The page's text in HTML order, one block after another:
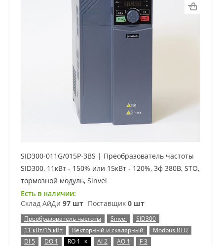
SID300-011G/015P-3BS | Преобразователь частоты
SID300, 11кВт - 150% или 15кВт - 120%, 3ф 380В, STO,
тормозной модуль, Sinvel
Есть в наличии:
Склад АйДи 97 шт Поставщик 0 шт
Преобразователь частоты Sinvel
SID300
11 кВт/15 кВт
Векторный и скалярный
Modbus RTU
DI 5
DO 1 RO 1 x AI 2 AO 1
F 3